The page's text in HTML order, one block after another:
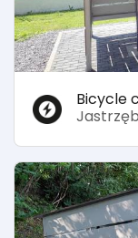
Bicycle